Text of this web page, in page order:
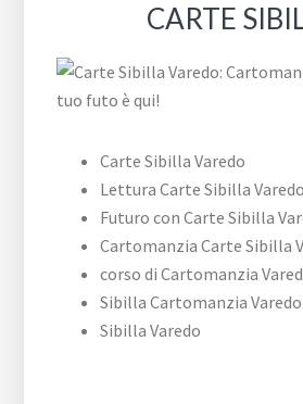
CARTE
Carte Sibilla Varedo
Lettura Carte Sibilla Varedo
Futuro con Carte Sibilla
Cartomanzia Carte Sibilla
corso di Cartomanzia
Sibilla Cartomanzia Varedo
Sibilla Varedo